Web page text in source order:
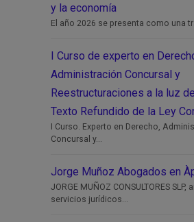
y la economía
El año 2026 se presenta como una
I Curso de experto en
Administración Concursal y
Reestructuraciones a la luz
Texto Refundido de la Ley
I Curso. Experto en Derecho,
Concursal y...
Jorge Muñoz Abogados en
JORGE MUÑOZ CONSULTORES SLP,
servicios jurídicos...